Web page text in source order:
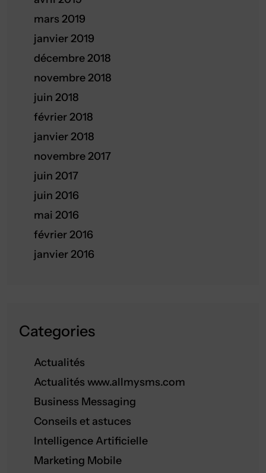
mars 2019
janvier 2019
décembre 2018
novembre 2018
juin 2018
février 2018
janvier 2018
novembre 2017
juin 2017
juin 2016
mai 2016
février 2016
janvier 2016
Categories
Actualités
Actualités www.allmysms.com
Business Messaging
Conseils et astuces
Intelligence Artificielle
Marketing Mobile